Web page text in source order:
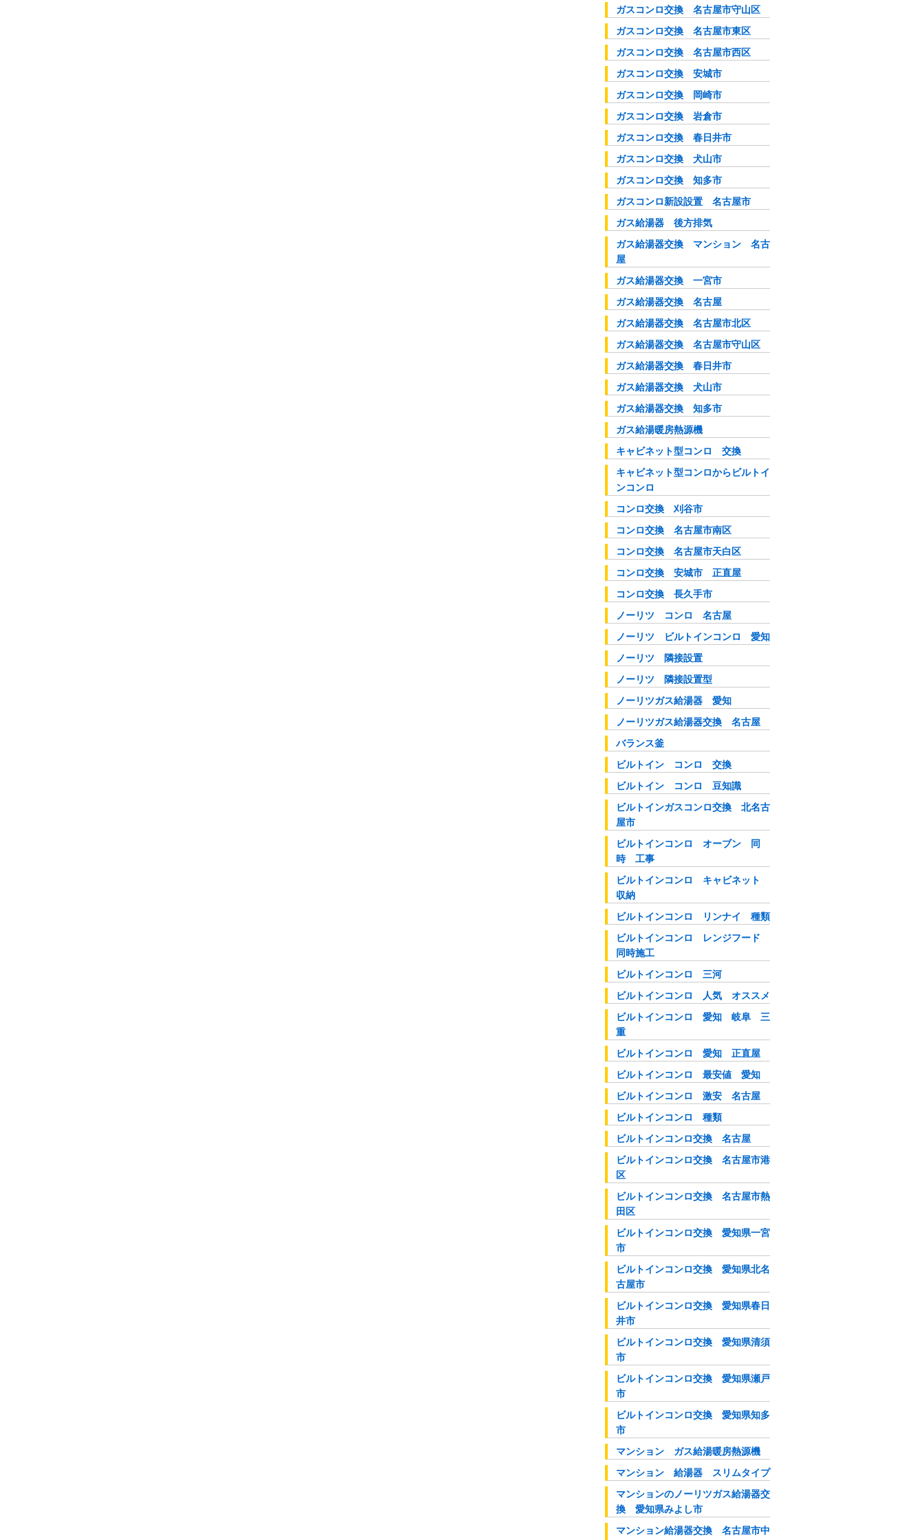
ガスコンロ交換 名古屋市守山区
ガスコンロ交換 名古屋市東区
ガスコンロ交換 名古屋市西区
ガスコンロ交換 安城市
ガスコンロ交換 岡崎市
ガスコンロ交換 岩倉市
ガスコンロ交換 春日井市
ガスコンロ交換 犬山市
ガスコンロ交換 知多市
ガスコンロ新設設置 名古屋市
ガス給湯器 後方排気
ガス給湯器交換 マンション 名古
屋
ガス給湯器交換 一宮市
ガス給湯器交換 名古屋
ガス給湯器交換 名古屋市北区
ガス給湯器交換 名古屋市守山区
ガス給湯器交換 春日井市
ガス給湯器交換 犬山市
ガス給湯器交換 知多市
ガス給湯暖房熱源機
キャビネット型コンロ 交換
キャビネット型コンロからビルトイ
ンコンロ
コンロ交換 刈谷市
コンロ交換 名古屋市南区
コンロ交換 名古屋市天白区
コンロ交換 安城市 正直屋
コンロ交換 長久手市
ノーリツ コンロ 名古屋
ノーリツ ビルトインコンロ 愛知
ノーリツ 隣接設置
ノーリツ 隣接設置型
ノーリツガス給湯器 愛知
ノーリツガス給湯器交換 名古屋
バランス釜
ビルトイン コンロ 交換
ビルトイン コンロ 豆知識
ビルトインガスコンロ交換 北名古
屋市
ビルトインコンロ オーブン 同
時 工事
ビルトインコンロ キャビネット
収納
ビルトインコンロ リンナイ 種類
ビルトインコンロ レンジフード
同時施工
ビルトインコンロ 三河
ビルトインコンロ 人気 オススメ
ビルトインコンロ 愛知 岐阜 三
重
ビルトインコンロ 愛知 正直屋
ビルトインコンロ 最安値 愛知
ビルトインコンロ 激安 名古屋
ビルトインコンロ 種類
ビルトインコンロ交換 名古屋
ビルトインコンロ交換 名古屋市港
区
ビルトインコンロ交換 名古屋市熱
田区
ビルトインコンロ交換 愛知県一宮
市
ビルトインコンロ交換 愛知県北名
古屋市
ビルトインコンロ交換 愛知県春日
井市
ビルトインコンロ交換 愛知県清須
市
ビルトインコンロ交換 愛知県瀬戸
市
ビルトインコンロ交換 愛知県知多
市
マンション ガス給湯暖房熱源機
マンション 給湯器 スリムタイプ
マンションのノーリツガス給湯器交
換 愛知県みよし市
マンション給湯器交換 名古屋市中